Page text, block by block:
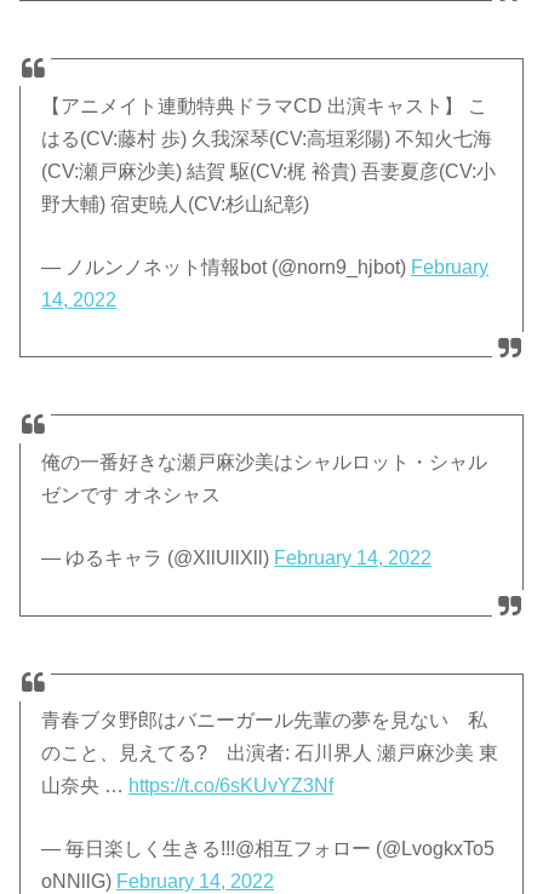
【アニメイト連動特典ドラマCD 出演キャスト】 こ
はる(CV:藤村 歩) 久我深琴(CV:高垣彩陽) 不知火七海
(CV:瀬戸麻沙美) 結賀 駆(CV:梶 裕貴) 吾妻夏彦(CV:小
野大輔) 宿吏暁人(CV:杉山紀彰)
— ノルンノネット情報bot (@norn9_hjbot) February
14, 2022
俺の一番好きな瀬戸麻沙美はシャルロット・シャル
ゼンです オネシャス
— ゆるキャラ (@XllUllXll) February 14, 2022
青春ブタ野郎はバニーガール先輩の夢を見ない 私
のこと、見えてる? 出演者: 石川界人 瀬戸麻沙美 東
山奈央 … https://t.co/6sKUvYZ3Nf
— 毎日楽しく生きる!!!@相互フォロー (@LvogkxTo5
oNNllG) February 14, 2022